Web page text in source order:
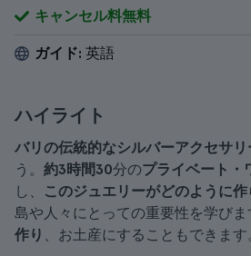
キャンセル料無料
ガイド: 英語
ハイライト
バリの伝統的なシルバーアクセサリ
う。 約3時間30分のプライベート・
し、
このジュエリーがどのように
島や人々にとっての重要性を学びま
作り 、お土産にすることもできます